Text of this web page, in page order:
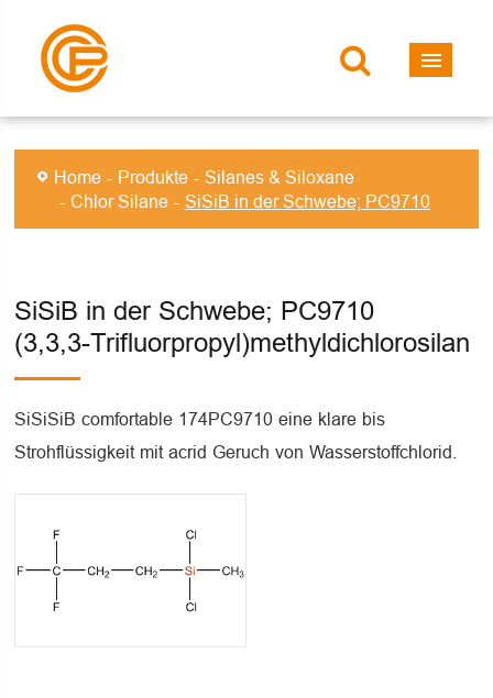
Home Produkte
Silanes & Siloxane
Chlor Silane
SiSiB in der Schwebe; PC9710
SiSiB in der Schwebe; PC9710
(3,3,3-Trifluorpropyl)methyldichlorosilan
SiSiSiB comfortable 174PC9710 eine klare bis
Strohflüssigkeit mit acrid Geruch von Wasserstoffchlorid.